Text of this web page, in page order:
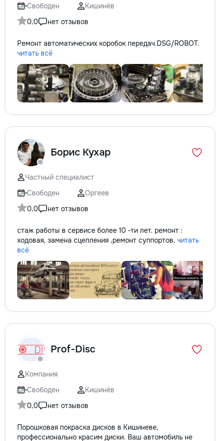
Свободен
Кишинёв
0,0
нет отзывов
Ремонт автоматических коробок передач.DSG/ROBOT.
читать всё
Борис Кухар
Частный специалист
Свободен
Оргеев
0,0
нет отзывов
стаж работы в сервисе более 10 -ти лет. ремонт :
ходовая, замена сцепления ,ремонт суппортов, читать
всё
Prof-Disc
Компания
Свободен
Кишинёв
0,0
нет отзывов
Порошковая покраска дисков в Кишиневе,
профессионально красим диски. Ваш автомобиль не